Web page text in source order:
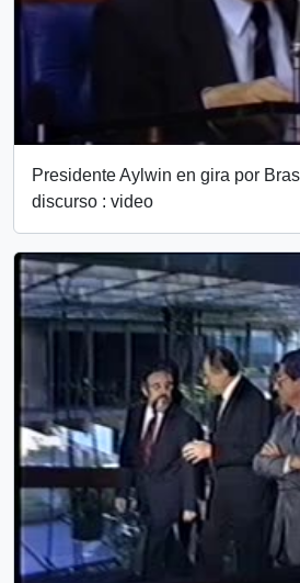
Presidente Aylwin en gira por
discurso : video